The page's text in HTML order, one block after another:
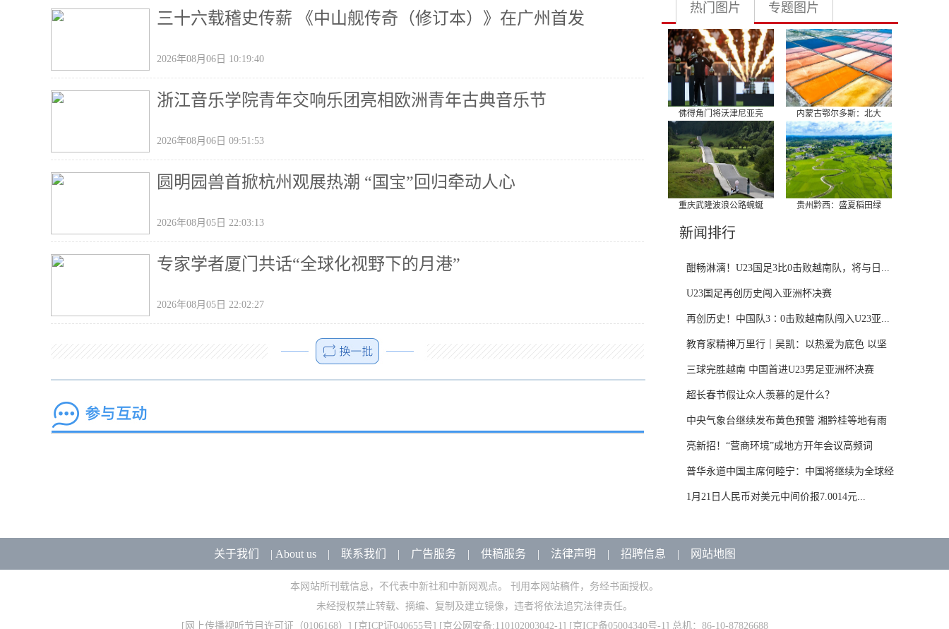
三十六载稽史传薪 《中山舰传奇（修订本）》在广州首发
2026年08月06日 10:19:40
浙江音乐学院青年交响乐团亮相欧洲青年古典音乐节
2026年08月06日 09:51:53
圆明园兽首掀杭州观展热潮 “国宝”回归牵动人心
2026年08月05日 22:03:13
专家学者厦门共话“全球化视野下的月港”
2026年08月05日 22:02:27
热门图片 专题图片
佛得角门将沃津尼亚亮 内蒙古鄂尔多斯：北大
重庆武隆波浪公路蜿蜒 贵州黔西：盛夏稻田绿
新闻排行
酣畅淋漓！U23国足3比0击败越南队，将与日...
U23国足再创历史闯入亚洲杯决赛
再创历史！中国队3∶0击败越南队闯入U23亚...
教育家精神万里行｜吴凯：以热爱为底色 以坚
守...
三球完胜越南 中国首进U23男足亚洲杯决赛
超长春节假让众人羡慕的是什么？
中央气象台继续发布黄色预警 湘黔桂等地有雨
雪...
亮新招！“营商环境”成地方开年会议高频词
普华永道中国主席何睦宁：中国将继续为全球经
济...
1月21日人民币对美元中间价报7.0014元...
关于我们 | About us| 联系我们 | 广告服务 | 供稿服务 | 法律声明 | 招聘信息 | 网站地图
本网站所刊载信息，不代表中新社和中新网观点。 刊用本网站稿件，务经书面授权。
未经授权禁止转载、摘编、复制及建立镜像，违者将依法追究法律责任。
[ 网上传播视听节目许可证（0106168） ] [京ICP证040655号] [京公网安备:110102003042-1] [京ICP备05004340号-1] 总机：86-10-87826688